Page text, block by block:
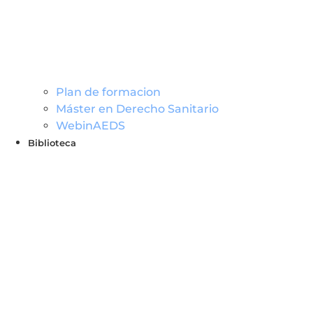
Plan de formacion
Máster en Derecho Sanitario
WebinAEDS
Biblioteca